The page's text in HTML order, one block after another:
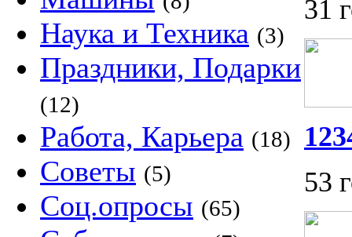
Наука и Техника (3)
Праздники, Подарки
(12)
Работа, Карьера (18)
Советы (5)
Соц.опросы (65)
31
53